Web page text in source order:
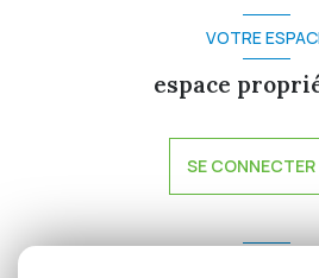
VOTRE
espace
SE CONNECTER